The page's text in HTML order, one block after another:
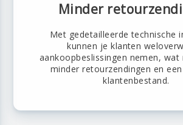
Minder
Met gedetailleerde technische
kunnen je klanten
aankoopbeslissingen nemen, wat
minder retourzendingen en
klantenbestand.